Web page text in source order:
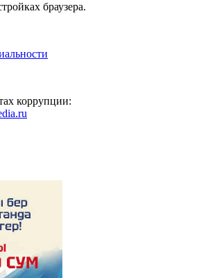
браузера.
коррупции: